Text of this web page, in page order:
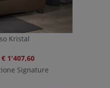
Kristal
€ 1'407,60
Signature